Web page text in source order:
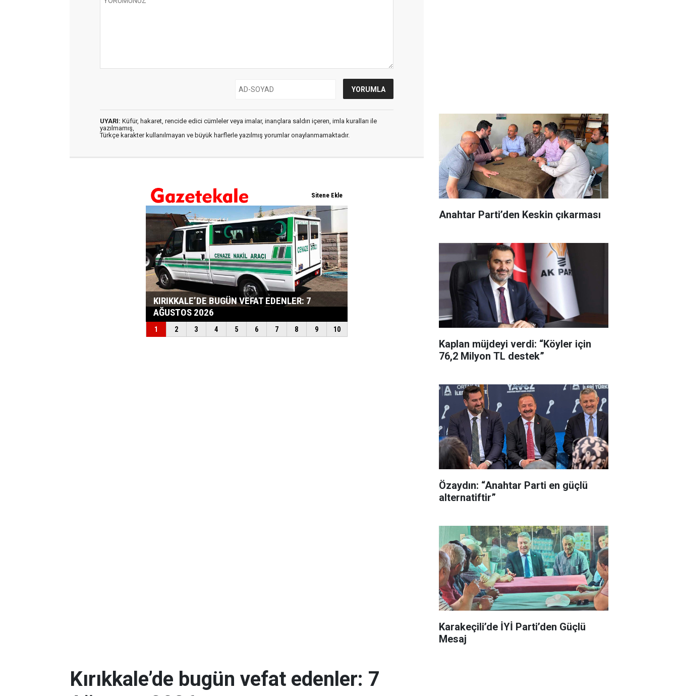
UYARI: Küfür, hakaret, rencide edici cümleler veya imalar, inançlara saldırı içeren, imla kuralları ile
yazılmamış,
Türkçe karakter kullanılmayan ve büyük harflerle yazılmış yorumlar onaylanmamaktadır.
Anahtar Parti’den Keskin çıkarması
Kaplan müjdeyi verdi: “Köyler için
76,2 Milyon TL destek”
Özaydın: “Anahtar Parti en güçlü
alternatiftir”
Karakeçili’de İYİ Parti’den Güçlü
Mesaj
Kırıkkale’de bugün vefat edenler: 7